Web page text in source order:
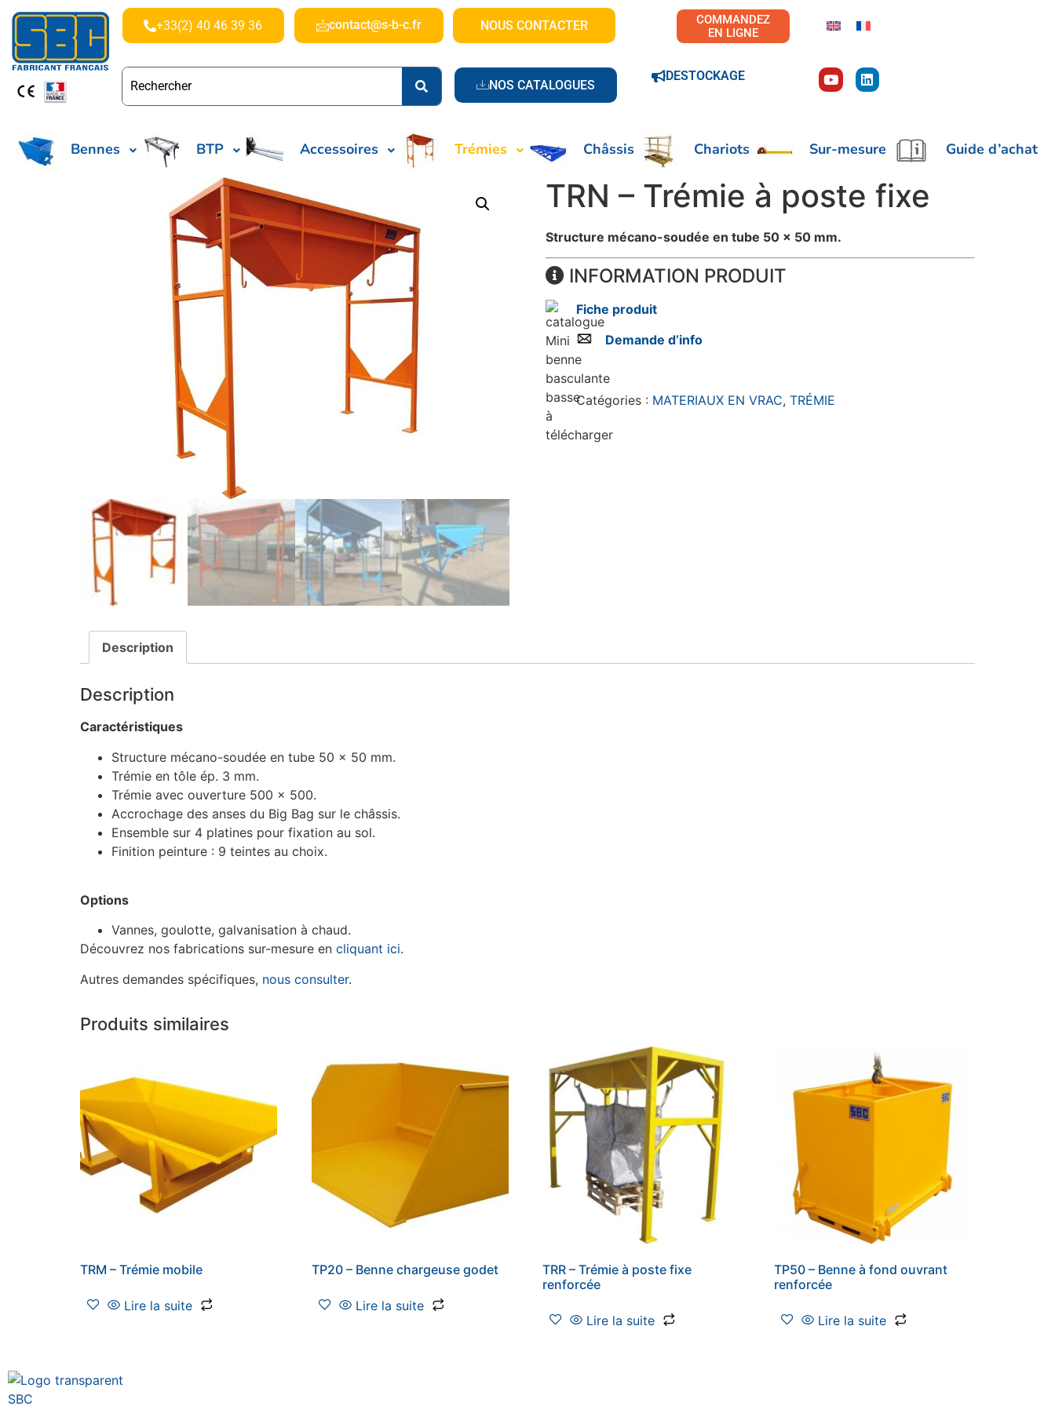
+33(2) 40 46 39 36 contact@s-b-c.fr NOUS CONTACTER
NOS CATALOGUES
COMMANDEZ
EN LIGNE
DESTOCKAGE
Bennes BTP Accessoires Trémies Châssis Chariots Sur-mesure Guide d’achat
TRN – Trémie à poste fixe
Structure mécano-soudée en tube 50 x 50 mm.
INFORMATION PRODUIT
Fiche produit
Demande d’info
Catégories : MATERIAUX EN VRAC, TRÉMIE
Description
Description
Caractéristiques
Structure mécano-soudée en tube 50 x 50 mm.
Trémie en tôle ép. 3 mm.
Trémie avec ouverture 500 x 500.
Accrochage des anses du Big Bag sur le châssis.
Ensemble sur 4 platines pour fixation au sol.
Finition peinture : 9 teintes au choix.
Options
Vannes, goulotte, galvanisation à chaud.
Découvrez nos fabrications sur-mesure en cliquant ici.
Autres demandes spécifiques, nous consulter.
Produits similaires
TRM – Trémie mobile
Lire la suite
TP20 – Benne chargeuse godet
Lire la suite
TRR – Trémie à poste fixe
renforcée
Lire la suite
TP50 – Benne à fond ouvrant
renforcée
Lire la suite